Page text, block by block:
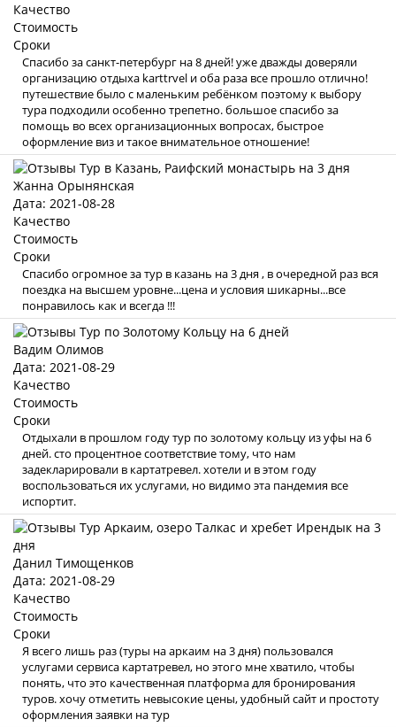
Качество
Стоимость
Сроки
Спасибо за санкт-петербург на 8 дней! уже дважды доверяли
организацию отдыха karttrvel и оба раза все прошло отлично!
путешествие было с маленьким ребёнком поэтому к выбору
тура подходили особенно трепетно. большое спасибо за
помощь во всех организационных вопросах, быстрое
оформление виз и такое внимательное отношение!
Жанна Орынянская
Дата: 2021-08-28
Качество
Стоимость
Сроки
Спасибо огромное за тур в казань на 3 дня , в очередной раз вся
поездка на высшем уровне...цена и условия шикарны...все
понравилось как и всегда !!!
Вадим Олимов
Дата: 2021-08-29
Качество
Стоимость
Сроки
Отдыхали в прошлом году тур по золотому кольцу из уфы на 6
дней. сто процентное соответствие тому, что нам
задекларировали в картатревел. хотели и в этом году
воспользоваться их услугами, но видимо эта пандемия все
испортит.
Данил Тимощенков
Дата: 2021-08-29
Качество
Стоимость
Сроки
Я всего лишь раз (туры на аркаим на 3 дня) пользовался
услугами сервиса картатревел, но этого мне хватило, чтобы
понять, что это качественная платформа для бронирования
туров. хочу отметить невысокие цены, удобный сайт и простоту
оформления заявки на тур